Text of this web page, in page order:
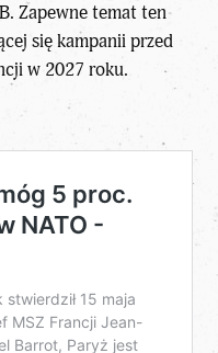
. Zapewne temat ten
się kampanii przed
w 2027 roku.